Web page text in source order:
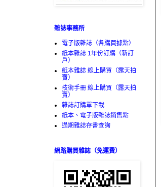
雜誌事務所
電子版雜誌（各購買據點）
紙本雜誌 1年份訂購（新訂
戶）
紙本雜誌 線上購買（露天拍
賣）
技術手冊 線上購買（露天拍
賣）
雜誌訂購單下載
紙本、電子版雜誌銷售點
過期雜誌存書查詢
網路購買雜誌（免運費）